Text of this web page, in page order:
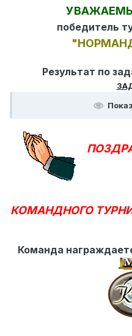
победитель
Результат по
КОМАНДНОГО
Команда